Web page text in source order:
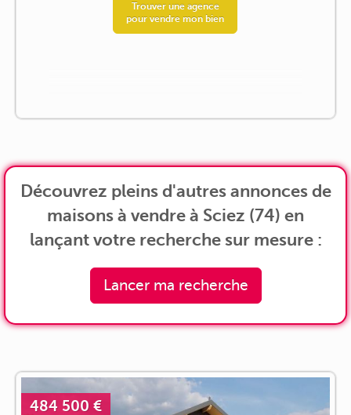
Trouver une agence
pour vendre mon bien
Découvrez pleins d'autres annonces de
maisons à vendre à Sciez (74) en
lançant votre recherche sur mesure :
Lancer ma recherche
484 500 €